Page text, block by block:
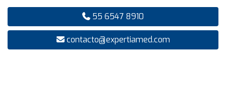
55 6547 8910
contacto@expertiamed.com